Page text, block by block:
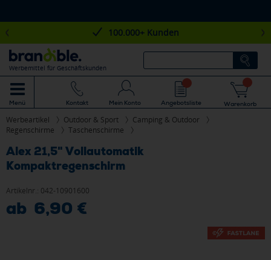
100.000+ Kunden
Werbemittel für Geschäftskunden
Menü Kontakt Mein Konto Angebotsliste Warenkorb
Werbeartikel Outdoor & Sport
Camping & Outdoor
Regenschirme
Taschenschirme
Alex 21,5" Vollautomatik
Kompaktregenschirm
Artikelnr.: 042-10901600
ab 6,90 €